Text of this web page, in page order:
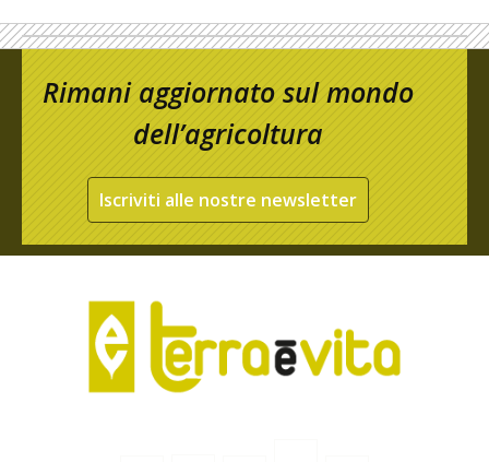
Rimani aggiornato sul mondo
dell’agricoltura
Iscriviti alle nostre newsletter